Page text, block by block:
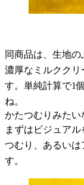
同商品は、生地の
濃厚なミルクク
す。単純計算で1
ね。
かたつむりみたい
まずはビジュア
つむり、あるいは
す。